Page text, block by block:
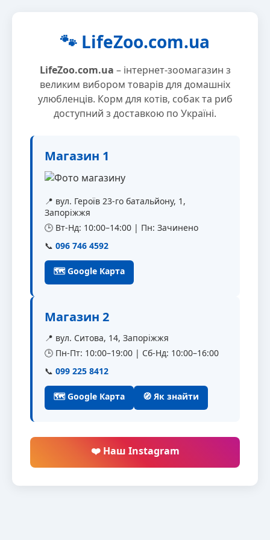
🐾 LifeZoo.com.ua
LifeZoo.com.ua – інтернет-зоомагазин з
великим вибором товарів для домашніх
улюбленців. Корм для котів, собак та риб
доступний з доставкою по Україні.
Магазин 1
📍 вул. Героїв 23-го батальйону, 1,
Запоріжжя
🕒 Вт-Нд: 10:00–14:00 | Пн: Зачинено
📞 096 746 4592
🗺 Google Карта
Магазин 2
📍 вул. Ситова, 14, Запоріжжя
🕒 Пн-Пт: 10:00–19:00 | Сб-Нд: 10:00–16:00
📞 099 225 8412
🗺 Google Карта 🧭 Як знайти
❤️ Наш Instagram